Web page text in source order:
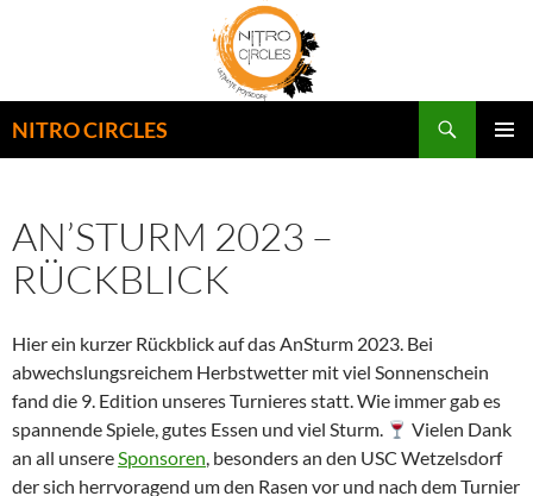
NITRO CIRCLES
AN’STURM 2023 –
RÜCKBLICK
Hier ein kurzer Rückblick auf das AnSturm 2023. Bei
abwechslungsreichem Herbstwetter mit viel Sonnenschein
fand die 9. Edition unseres Turnieres statt. Wie immer gab es
spannende Spiele, gutes Essen und viel Sturm.
Vielen Dank
an all unsereSponsoren, besonders an den USC Wetzelsdorf
der sich herrvoragend um den Rasen vor und nach dem Turnier